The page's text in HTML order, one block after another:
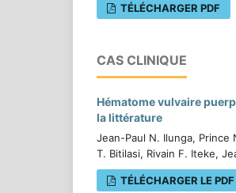
TÉLÉCHARGER PDF
CAS CLINIQUE
Hématome vulvaire
la littérature
Jean-Paul N. Ilunga, Prince
T. Bitilasi, Rivain F. Iteke,
TÉLÉCHARGER LE PDF